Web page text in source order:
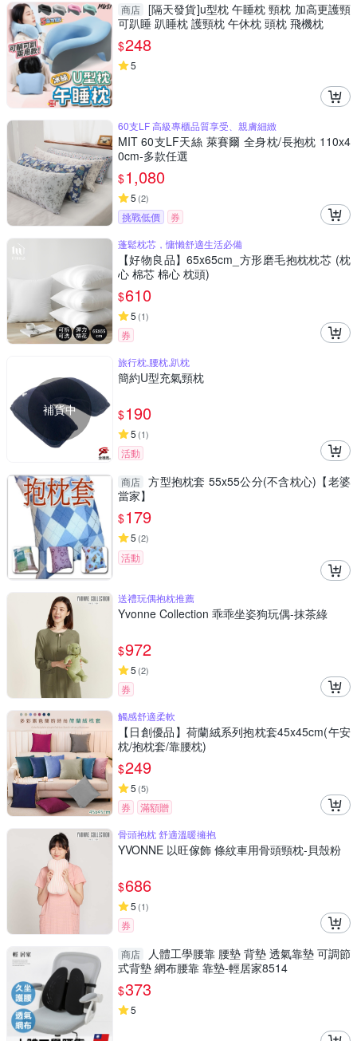
商店 [隔天發貨]u型枕 午睡枕 頸枕 加高更護頸
可趴睡 趴睡枕 護頸枕 午休枕 頭枕 飛機枕
$248
5
60支LF 高級專櫃品質享受、親膚細緻
MIT 60支LF天絲 萊賽爾 全身枕/長抱枕 110x4
0cm-多款任選
$1,080
5 (2)
挑戰低價
券
蓬鬆枕芯，慵懶舒適生活必備
【好物良品】65x65cm_方形磨毛抱枕枕芯 (枕
心 棉芯 棉心 枕頭)
$610
5 (1)
券
補貨中
旅行枕,腰枕,趴枕
簡約U型充氣頸枕
$190
5 (1)
活動
商店 方型抱枕套 55x55公分(不含枕心)【老婆
當家】
$179
5 (2)
活動
送禮玩偶抱枕推薦
Yvonne Collection 乖乖坐姿狗玩偶-抹茶綠
$972
5 (2)
券
觸感舒適柔軟
【日創優品】荷蘭絨系列抱枕套45x45cm(午安
枕/抱枕套/靠腰枕)
$249
5 (5)
券
滿額贈
骨頭抱枕 舒適溫暖擁抱
YVONNE 以旺傢飾 條紋車用骨頭頸枕-貝殼粉
$686
5 (1)
券
商店
人體工學腰靠 腰墊 背墊 透氣靠墊 可調節
式背墊 網布腰靠 靠墊-輕居家8514
$373
5